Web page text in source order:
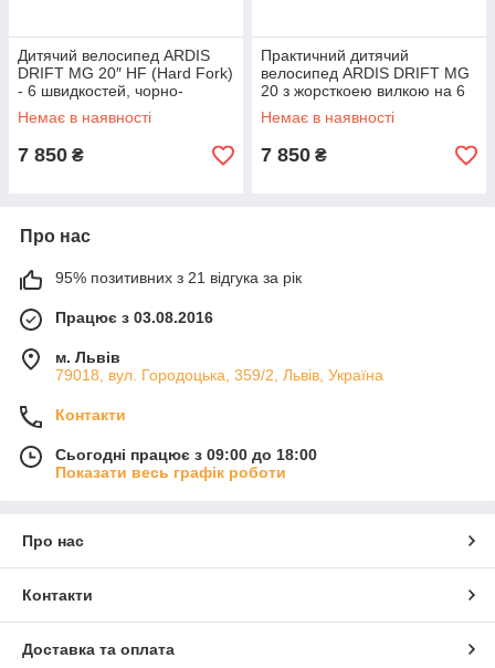
Дитячий велосипед ARDIS
DRIFT MG 20″ HF (Hard Fork)
- 6 швидкостей, чорно-
червоного кольору
Немає в наявності
7 850 ₴
Практичний дитячий
велосипед ARDIS DRIFT MG
20 з жорсткоею вилкою на 6
швидкостей, рожевого
кольору
Немає в наявності
7 850 ₴
Про нас
95% позитивних з 21 відгука за рік
Працює з 03.08.2016
м. Львів
79018, вул. Городоцька, 359/2, Львів, Україна
Контакти
Сьогодні працює з 09:00 до 18:00
Показати весь графік роботи
Про нас
Контакти
Доставка та оплата